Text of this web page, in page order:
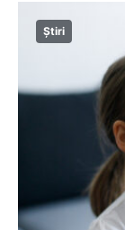
Știri